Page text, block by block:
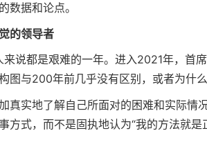
数据和论点。
的领导者
说都是艰难的一年。进入2021年，首
图与200年前几乎没有区别，或者为什
真实地了解自己所面对的困难和实际
方式，而不是固执地认为“我的方法就是